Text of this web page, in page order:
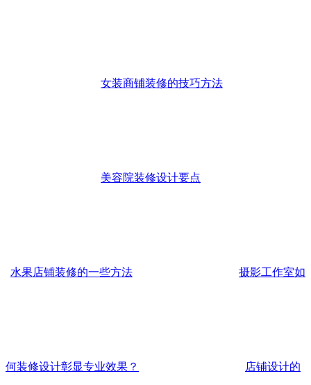
女装商铺装修的技巧方法
美容院装修设计要点
水果店铺装修的一些方法 摄影工作室如
何装修设计彰显专业效果？ 店铺设计的